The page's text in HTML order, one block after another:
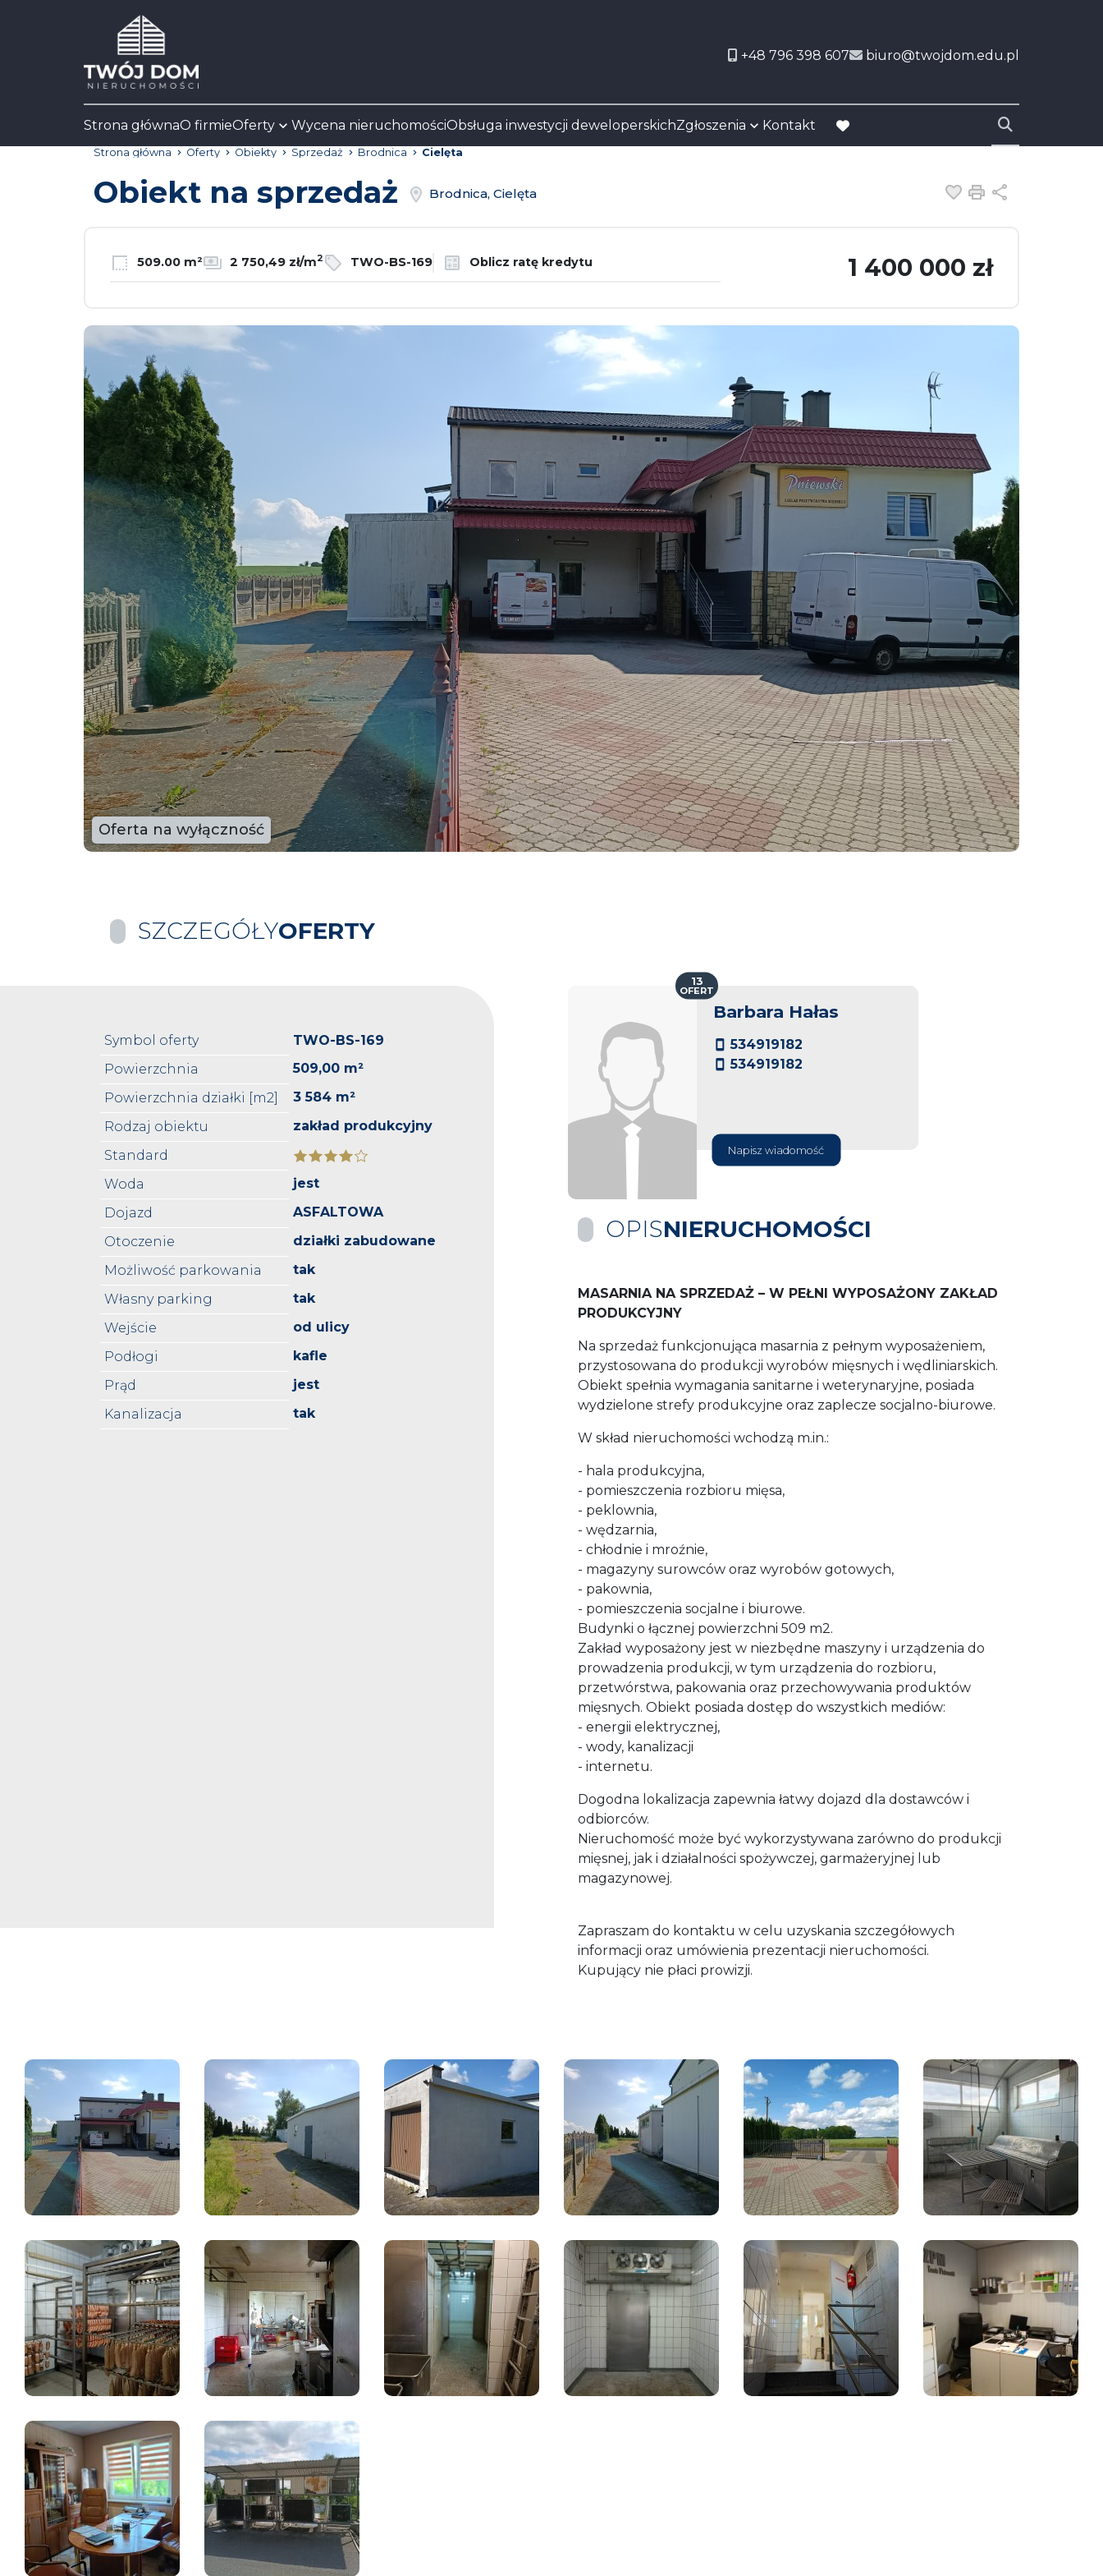
+48 796 398 607 biuro@twojdom.edu.pl
Strona głównaO firmieOferty Wycena nieruchomościObsługa inwestycji deweloperskichZgłoszenia Kontakt
favorite
Strona główna Oferty Obiekty Sprzedaż Brodnica Cielęta
Obiekt na sprzedaż Brodnica, Cielęta Dodaj do
Drukuj
509.00 m² 2 750,49 zł/m2 TWO-BS-169 Oblicz ratę kredytu 1 400 000 zł
Oferta na wyłączność
SZCZEGÓŁYOFERTY
Symbol oferty
TWO-BS-169
Powierzchnia
509,00 m²
Powierzchnia działki [m2]
3 584 m²
Rodzaj obiektu
zakład produkcyjny
Standard
Woda
jest
Dojazd
ASFALTOWA
Otoczenie
działki zabudowane
Możliwość parkowania
tak
Własny parking
tak
Wejście
od ulicy
Podłogi
kafle
Prąd
jest
Kanalizacja
tak
Barbara Hałas
534919182
534919182
Napisz wiadomość
13
OFERT
OPISNIERUCHOMOŚCI
MASARNIA NA SPRZEDAŻ – W PEŁNI WYPOSAŻONY ZAKŁAD
PRODUKCYJNY
Na sprzedaż funkcjonująca masarnia z pełnym wyposażeniem,
przystosowana do produkcji wyrobów mięsnych i wędliniarskich.
Obiekt spełnia wymagania sanitarne i weterynaryjne, posiada
wydzielone strefy produkcyjne oraz zaplecze socjalno-biurowe.
W skład nieruchomości wchodzą m.in.:
- hala produkcyjna,
- pomieszczenia rozbioru mięsa,
- peklownia,
- wędzarnia,
- chłodnie i mroźnie,
- magazyny surowców oraz wyrobów gotowych,
- pakownia,
- pomieszczenia socjalne i biurowe.
Budynki o łącznej powierzchni 509 m2.
Zakład wyposażony jest w niezbędne maszyny i urządzenia do
prowadzenia produkcji, w tym urządzenia do rozbioru,
przetwórstwa, pakowania oraz przechowywania produktów
mięsnych. Obiekt posiada dostęp do wszystkich mediów:
- energii elektrycznej,
- wody, kanalizacji
- internetu.
Dogodna lokalizacja zapewnia łatwy dojazd dla dostawców i
odbiorców.
Nieruchomość może być wykorzystywana zarówno do produkcji
mięsnej, jak i działalności spożywczej, garmażeryjnej lub
magazynowej.
Zapraszam do kontaktu w celu uzyskania szczegółowych
informacji oraz umówienia prezentacji nieruchomości.
Kupujący nie płaci prowizji.